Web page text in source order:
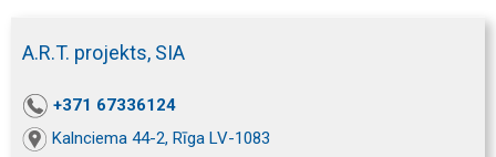
A.R.T. projekts, SIA
+371 67336124
Kalnciema 44-2, Rīga LV-1083